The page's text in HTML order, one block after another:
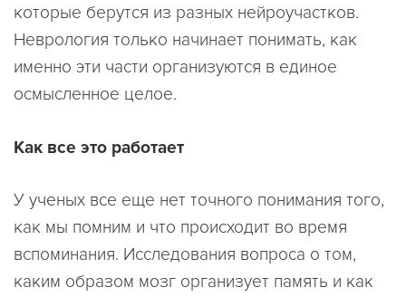
которые берутся из разных нейроучастков.
Неврология только начинает понимать, как
именно эти части организуются в единое
осмысленное целое.
Как все это работает
У ученых все еще нет точного понимания того,
как мы помним и что происходит во время
вспоминания. Исследования вопроса о том,
каким образом мозг организует память и как